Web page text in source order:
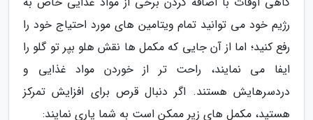
رژیم خود می توانید تمام ویتامین های مورد احتیاج خود را
رفع کنید؛ اما از آن جایی که مکمل ها نقش هلو بپر تو گلو را
ایفا می نمایند، راحت تر از خوردن مواد غذایی و
دردسرهایش هستند. اگر دنبال قرص برای افزایش تمرکز
هستید، مکمل های زیر ممکن است به شما یاری نمایند: